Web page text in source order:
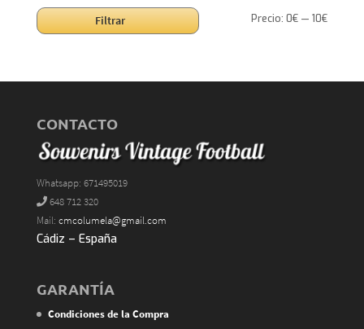
Precio
Precio
Filtrar Precio:0€ —10€
CONTACTO
Whatsapp: 671495019
648 712 320
Mail: cmcolumela@gmail.com
Cádiz – España
GARANTÍA
Condiciones de la Compra